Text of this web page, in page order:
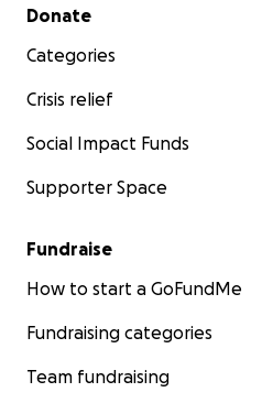
ständig in den aktuellen
werden.
Secondary menu
Donate
Categories
Crisis relief
Social Impact Funds
Supporter Space
Fundraise
How to start a GoFundMe
Fundraising categories
Team fundraising